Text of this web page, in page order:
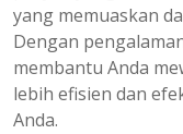
yang memuaskan
Dengan
membantu Anda
lebih efisien dan
Anda.